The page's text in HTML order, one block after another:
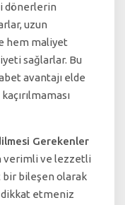
dönerlerin
uzun
hem maliyet
sağlarlar. Bu
avantajı elde
Gerekenler
verimli ve lezzetli
bir bileşen olarak
dikkat etmeniz